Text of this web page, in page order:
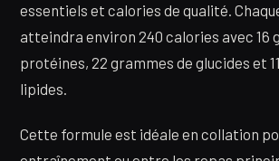
essentiels et calories de qualité.
atteindra environ 240 calories avec 16
protéines, 22 grammes de glucides et
lipides.
Cette formule est idéale en collation